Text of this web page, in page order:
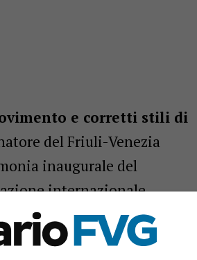
e corretti stili di
del Friuli-Venezia
inaugurale del
internazionale
e turismo sportivo